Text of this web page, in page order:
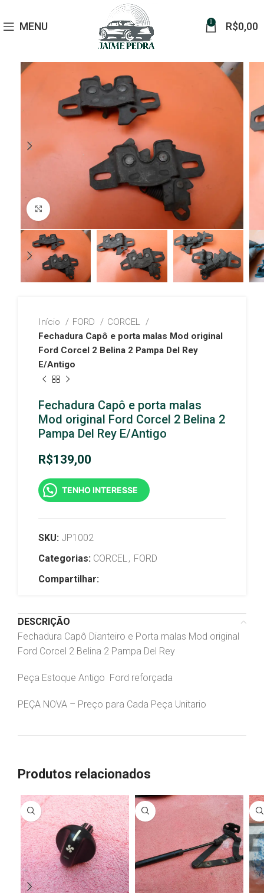
MENU 0 R$0,00
Início FORD
CORCEL
Fechadura Capô e porta malas Mod original
Ford Corcel 2 Belina 2 Pampa Del Rey
E/Antigo
Fechadura Capô e porta malas
Mod original Ford Corcel 2 Belina 2
Pampa Del Rey E/Antigo
R$139,00
TENHO INTERESSE
SKU: JP1002
Categorias: CORCEL, FORD
Compartilhar:
DESCRIÇÃO
Fechadura Capô Dianteiro e Porta malas Mod original
Ford Corcel 2 Belina 2 Pampa Del Rey
Peça Estoque Antigo Ford reforçada
PEÇA NOVA – Preço para Cada Peça Unitario
Produtos relacionados